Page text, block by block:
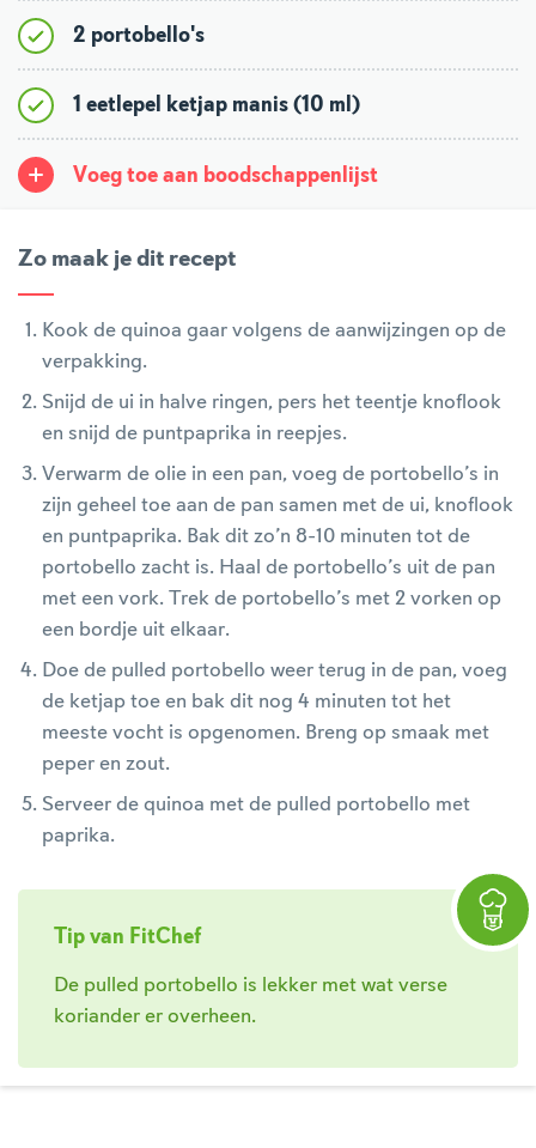
2 portobello's
1 eetlepel ketjap manis (10 ml)
Voeg toe aan boodschappenlijst
Zo maak je dit recept
Kook de quinoa gaar volgens de aanwijzingen op de
verpakking.
Snijd de ui in halve ringen, pers het teentje knoflook
en snijd de puntpaprika in reepjes.
Verwarm de olie in een pan, voeg de portobello’s in
zijn geheel toe aan de pan samen met de ui, knoflook
en puntpaprika. Bak dit zo’n 8-10 minuten tot de
portobello zacht is. Haal de portobello’s uit de pan
met een vork. Trek de portobello’s met 2 vorken op
een bordje uit elkaar.
Doe de pulled portobello weer terug in de pan, voeg
de ketjap toe en bak dit nog 4 minuten tot het
meeste vocht is opgenomen. Breng op smaak met
peper en zout.
Serveer de quinoa met de pulled portobello met
paprika.
Tip van FitChef
De pulled portobello is lekker met wat verse
koriander er overheen.